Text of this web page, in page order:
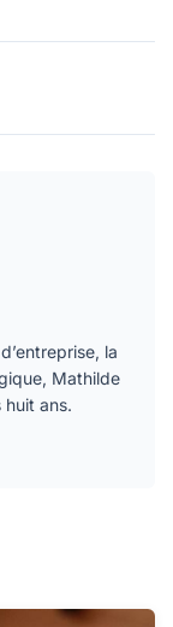
la
Mathilde
ans.